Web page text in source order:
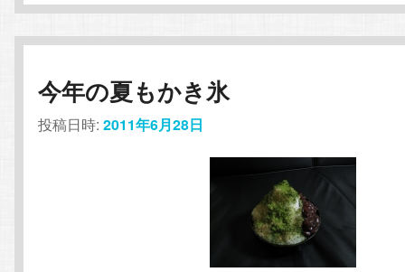
今年の夏もかき氷
投稿日時:2011年6月28日